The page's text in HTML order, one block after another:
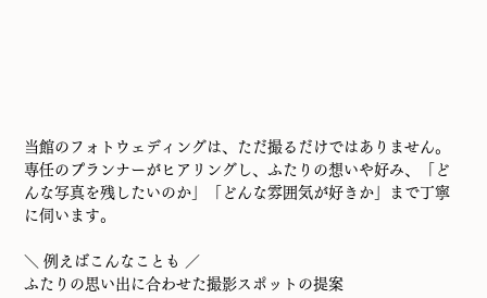
当館のフォトウェディングは、ただ撮るだけではありません。
専任のプランナーがヒアリングし、ふたりの想いや好み、「ど
んな写真を残したいのか」「どんな雰囲気が好きか」まで丁寧
に伺います。
＼ 例えばこんなことも ／
ふたりの思い出に合わせた撮影スポットの提案